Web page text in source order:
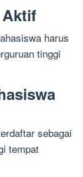
Aktif
harus
tinggi
sebagai
tempat